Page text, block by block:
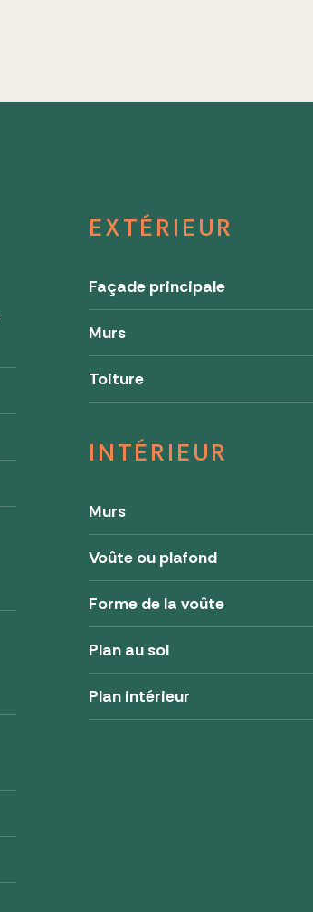
EXTÉRIEUR
Façade principale
Murs
Toiture
INTÉRIEUR
Murs
Voûte ou plafond
Forme de la voûte
Plan au sol
Plan intérieur